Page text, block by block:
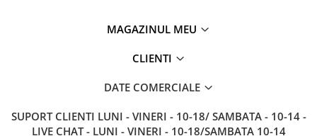
MAGAZINUL MEU
CLIENTI
DATE COMERCIALE
SUPORT CLIENTI LUNI - VINERI - 10-18/ SAMBATA - 10-14 -
LIVE CHAT - LUNI - VINERI - 10-18/SAMBATA 10-14